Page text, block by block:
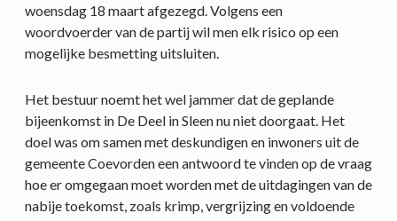
woensdag 18 maart afgezegd. Volgens een
woordvoerder van de partij wil men elk risico op een
mogelijke besmetting uitsluiten.
Het bestuur noemt het wel jammer dat de geplande
bijeenkomst in De Deel in Sleen nu niet doorgaat. Het
doel was om samen met deskundigen en inwoners uit de
gemeente Coevorden een antwoord te vinden op de vraag
hoe er omgegaan moet worden met de uitdagingen van de
nabije toekomst, zoals krimp, vergrijzing en voldoende